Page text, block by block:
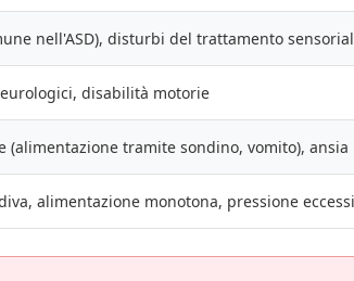
nell'ASD), disturbi del trattamento
disabilità motorie
(alimentazione tramite sondino, vomito), ansia
alimentazione monotona, pressione